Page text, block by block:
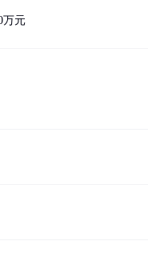
万元